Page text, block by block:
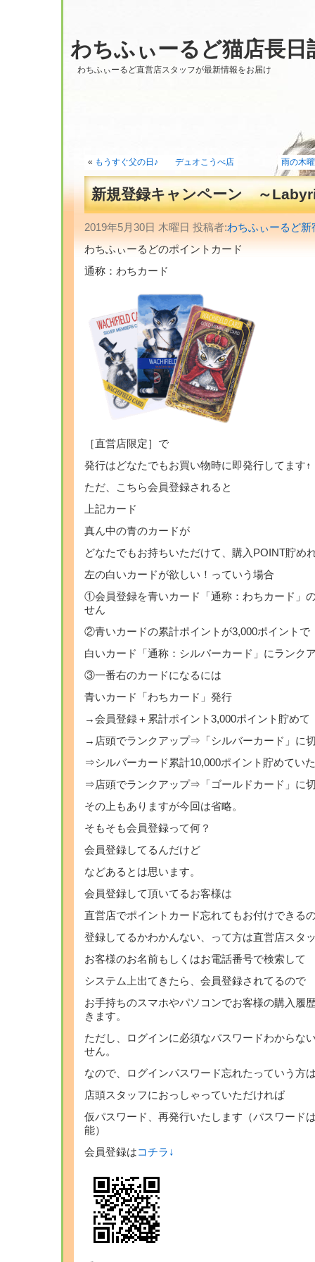
わちふぃーるど猫店長日
わちふぃーるど直営店スタッフが最新情報をお届け
« もうすぐ父の日♪ デュオこうべ店 雨の木
新規登録キャンペーン ～
2019年5月30日 木曜日 投稿者:わちふぃーるど
わちふぃーるどのポイントカード
通称：わちカード
［直営店限定］で
発行はどなたでもお買い物時に即発行してます↑
ただ、こちら会員登録されると
上記カード
真ん中の青のカードが
どなたでもお持ちいただけて、購入POINT貯め
左の白いカードが欲しい！っていう場合
①会員登録を青いカード「通称：わちカード」
せん
②青いカードの累計ポイントが3,000ポイントで
白いカード「通称：シルバーカード」にランク
③一番右のカードになるには
青いカード「わちカード」発行
→会員登録＋累計ポイント3,000ポイント貯めて
→店頭でランクアップ⇒「シルバーカード」に
⇒シルバーカード累計10,000ポイント貯めてい
⇒店頭でランクアップ⇒「ゴールドカード」に
その上もありますが今回は省略。
そもそも会員登録って何？
会員登録してるんだけど
などあるとは思います。
会員登録して頂いてるお客様は
直営店でポイントカード忘れてもお付けできる
登録してるかわかんない、って方は直営店スタ
お客様のお名前もしくはお電話番号で検索して
システム上出てきたら、会員登録されてるので
お手持ちのスマホやパソコンでお客様の購入履
きます。
ただし、ログインに必須なパスワードわからな
せん。
なので、ログインパスワード忘れたっていう方
店頭スタッフにおっしゃっていただければ
仮パスワード、再発行いたします（パスワード
能）
会員登録はコチラ↓